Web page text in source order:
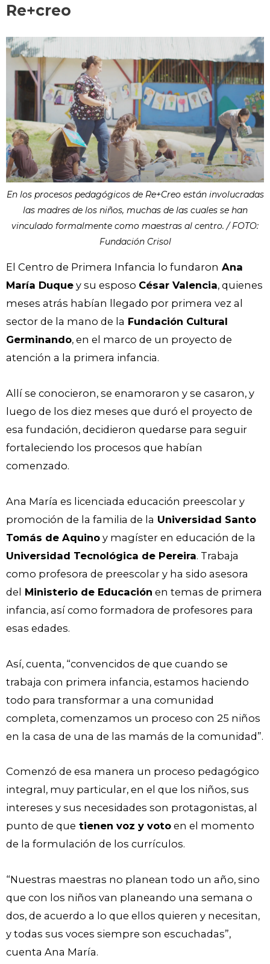
Re+creo
En los procesos pedagógicos de Re+Creo están involucradas
las madres de los niños, muchas de las cuales se han
vinculado formalmente como maestras al centro. / FOTO:
Fundación Crisol
El Centro de Primera Infancia lo fundaron Ana
María Duque y su esposo César Valencia, quienes
meses atrás habían llegado por primera vez al
sector de la mano de la Fundación Cultural
Germinando, en el marco de un proyecto de
atención a la primera infancia.
Allí se conocieron, se enamoraron y se casaron, y
luego de los diez meses que duró el proyecto de
esa fundación, decidieron quedarse para seguir
fortaleciendo los procesos que habían
comenzado.
Ana María es licenciada educación preescolar y
promoción de la familia de la Universidad Santo
Tomás de Aquino y magíster en educación de la
Universidad Tecnológica de Pereira. Trabaja
como profesora de preescolar y ha sido asesora
del Ministerio de Educación en temas de primera
infancia, así como formadora de profesores para
esas edades.
Así, cuenta, “convencidos de que cuando se
trabaja con primera infancia, estamos haciendo
todo para transformar a una comunidad
completa, comenzamos un proceso con 25 niños
en la casa de una de las mamás de la comunidad”.
Comenzó de esa manera un proceso pedagógico
integral, muy particular, en el que los niños, sus
intereses y sus necesidades son protagonistas, al
punto de que tienen voz y voto en el momento
de la formulación de los currículos.
“Nuestras maestras no planean todo un año, sino
que con los niños van planeando una semana o
dos, de acuerdo a lo que ellos quieren y necesitan,
y todas sus voces siempre son escuchadas”,
cuenta Ana María.